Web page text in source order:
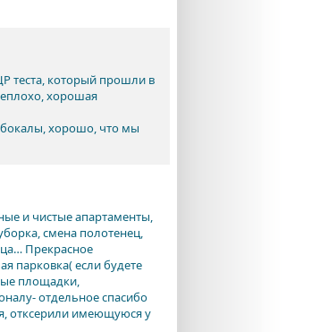
теста, который прошли в
хорошая
бокалы, хорошо, что мы
и чистые апартаменты,
смена полотенец,
Прекрасное
парковка( если будете
площадки,
отдельное спасибо
отксерили имеющуюся у